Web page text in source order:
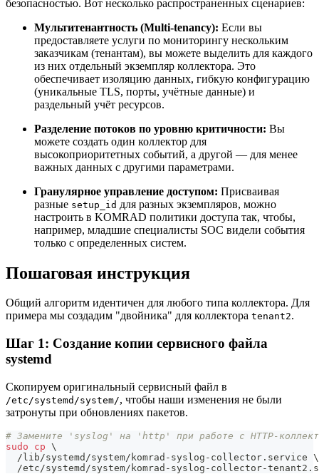
безопасностью. Вот несколько распространенных сценариев:
Мультитенантность (Multi-tenancy): Если вы
предоставляете услуги по мониторингу нескольким
заказчикам (тенантам), вы можете выделить для каждого
из них отдельный экземпляр коллектора. Это
обеспечивает изоляцию данных, гибкую конфигурацию
(уникальные TLS, порты, учётные данные) и
раздельный учёт ресурсов.
Разделение потоков по уровню критичности: Вы
можете создать один коллектор для
высокоприоритетных событий, а другой — для менее
важных данных с другими параметрами.
Гранулярное управление доступом: Присваивая
разные setup_id для разных экземпляров, можно
настроить в KOMRAD политики доступа так, чтобы,
например, младшие специалисты SOC видели события
только с определенных систем.
Пошаговая инструкция
Общий алгоритм идентичен для любого типа коллектора. Для
примера мы создадим "двойника" для коллектора tenant2.
Шаг 1: Создание копии сервисного файла
systemd
Скопируем оригинальный сервисный файл в
/etc/systemd/system/, чтобы наши изменения не были
затронуты при обновлениях пакетов.
# Замените 'syslog' на 'http' при работе с HTTP-
sudo
cp \
  /lib/systemd/system/komrad-syslog-collector.service
\
/etc/systemd/system/komrad-syslog-collector-